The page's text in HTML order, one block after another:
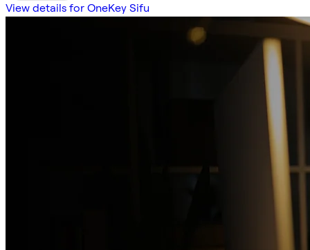
View details for OneKey Sifu